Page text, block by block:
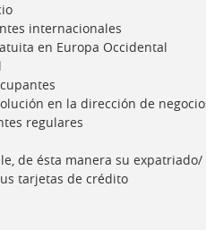
internacionales
en Europa Occidental
en la dirección de
regulares
de ésta manera su
tarjetas de crédito